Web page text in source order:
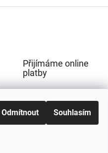
Odmítnout Souhlasím
Přijímáme online
platby